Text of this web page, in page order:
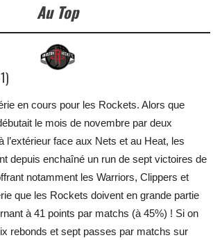
Au Top
en cours pour les Rockets. Alors que
le mois de novembre par deux
l’extérieur face aux Nets et au Heat, les
depuis enchaîné un run de sept victoires de
notamment les Warriors, Clippers et
que les Rockets doivent en grande partie
à 41 points par matchs (à 45%) ! Si on
rebonds et sept passes par matchs sur